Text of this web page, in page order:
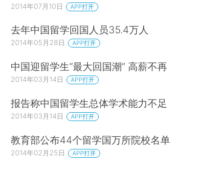
2014年07月10日 APP打开
去年中国留学回国人员35.4万人
2014年05月28日 APP打开
中国迎留学生“最大回国潮” 高薪不再
2014年03月14日 APP打开
报告称中国留学生总体学术能力不足
2014年03月14日 APP打开
教育部公布44个留学国万所院校名单
2014年02月25日 APP打开